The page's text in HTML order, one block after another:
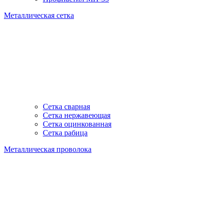
Металлическая сетка
Сетка сварная
Сетка нержавеющая
Сетка оцинкованная
Сетка рабица
Металлическая проволока